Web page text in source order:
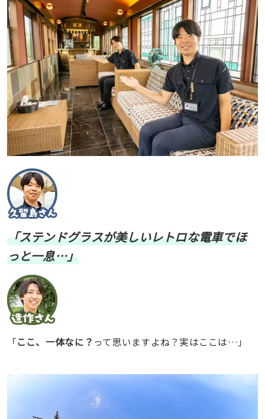
「ステンドグラスが美しいレトロな電車でほ
っと一息…」
「ここ、一体なに？ って思いますよね？実はここは…」